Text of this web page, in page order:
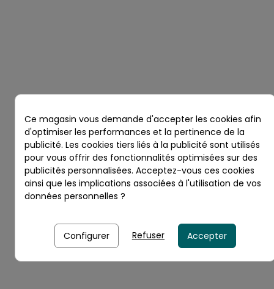
Ce magasin vous demande d'accepter les cookies afin
d'optimiser les performances et la pertinence de la
publicité. Les cookies tiers liés à la publicité sont utilisés
pour vous offrir des fonctionnalités optimisées sur des
publicités personnalisées. Acceptez-vous ces cookies
ainsi que les implications associées à l'utilisation de vos
données personnelles ?
Configurer Refuser Accepter